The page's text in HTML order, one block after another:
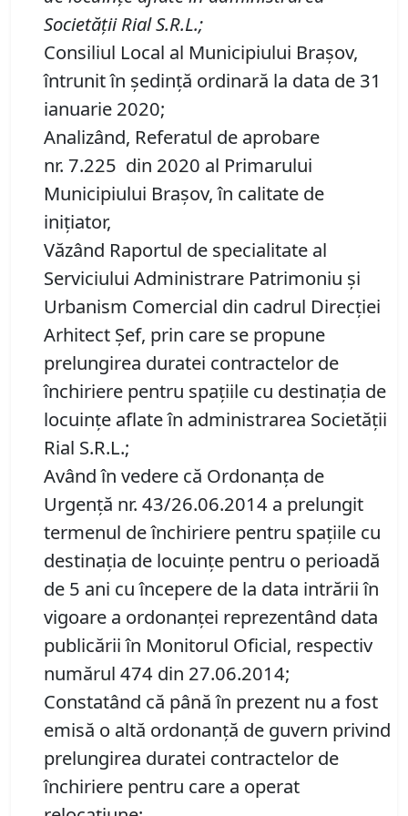
Societății Rial S.R.L.;
Consiliul Local al Municipiului Brașov,
întrunit în ședință ordinară la data de 31
ianuarie 2020;
Analizând, Referatul de aprobare
nr. 7.225 din 2020 al Primarului
Municipiului Braşov, în calitate de
inițiator,
Văzând Raportul de specialitate al
Serviciului Administrare Patrimoniu şi
Urbanism Comercial din cadrul Direcției
Arhitect Șef, prin care se propune
prelungirea duratei contractelor de
închiriere pentru spațiile cu destinația de
locuințe aflate în administrarea Societății
Rial S.R.L.;
Având în vedere că Ordonanța de
Urgență nr. 43/26.06.2014 a prelungit
termenul de închiriere pentru spațiile cu
destinația de locuințe pentru o perioadă
de 5 ani cu începere de la data intrării în
vigoare a ordonanței reprezentând data
publicării în Monitorul Oficial, respectiv
numărul 474 din 27.06.2014;
Constatând că până în prezent nu a fost
emisă o altă ordonanță de guvern privind
prelungirea duratei contractelor de
închiriere pentru care a operat